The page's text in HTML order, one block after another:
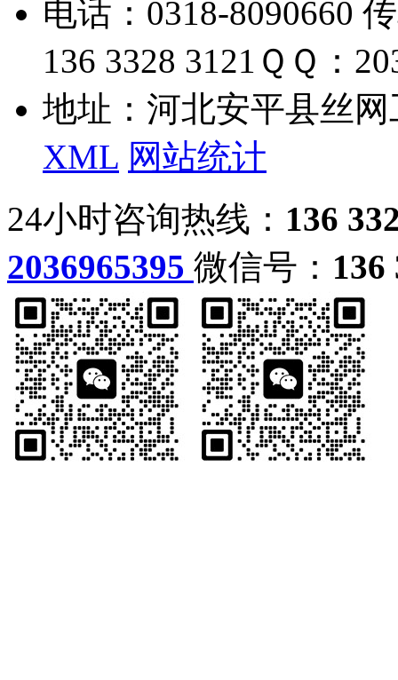
电话：0318-8090660
136 3328 3121 ＱＱ：
地址：河北安平县丝
XML 网站统计
24小时咨询热线： 136
2036965395 微信号： 136